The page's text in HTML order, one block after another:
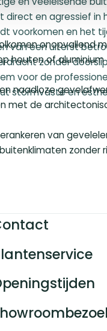
en agressief in
voorkomen en het
van een uiterst
zonder
voor de
stormvaste en
onopvallend
houten of aluminium
naadloze
met de
van
zonder